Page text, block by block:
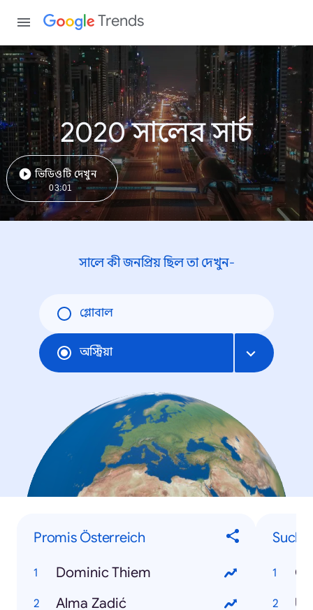
Trends
2020 সালের সার্চ
ভিডিওটি দেখুন
03:01
সালে কী জনপ্রিয় ছিল তা দেখুন-
গ্লোবাল
অস্ট্রিয়া
Promis Österreich
Dominic Thiem
Alma Zadić